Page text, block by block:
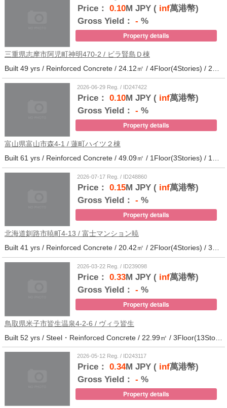
Price： 0.10M JPY (inf萬港幣)
Gross Yield： - %
Property details
三重県志摩市阿児町神明470-2 / ビラ賢島Ｄ棟
Built 49 yrs / Reinforced Concrete / 24.12㎡ / 4Floor(4Stories) / 25Units / Distance from the station.14
2026-06-29 Reg. / ID247422
Price： 0.10M JPY (inf萬港幣)
Gross Yield： - %
Property details
富山県富山市森4-1 / 蓮町ハイツ２棟
Built 61 yrs / Reinforced Concrete / 49.09㎡ / 1Floor(3Stories) / 12Units / Distance from the station.9
2026-07-17 Reg. / ID248860
Price： 0.15M JPY (inf萬港幣)
Gross Yield： - %
Property details
北海道釧路市暁町4-13 / 富士マンション暁
Built 41 yrs / Reinforced Concrete / 20.42㎡ / 2Floor(4Stories) / 32Units / Distance from the station.33
2026-03-22 Reg. / ID239098
Price： 0.33M JPY (inf萬港幣)
Gross Yield： - %
Property details
鳥取県米子市皆生温泉4-2-6 / ヴィラ皆生
Built 52 yrs / Steel・Reinforced Concrete / 22.99㎡ / 3Floor(13Stories) / 138Units / Distance from the station.
2026-05-12 Reg. / ID243117
Price： 0.34M JPY (inf萬港幣)
Gross Yield： - %
Property details